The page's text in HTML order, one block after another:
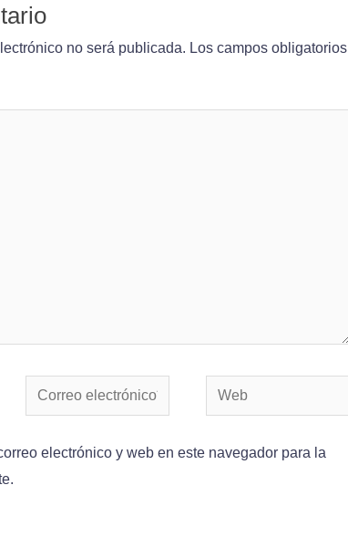
no será publicada. Los campos obligatorios
electrónico y web en este navegador para la